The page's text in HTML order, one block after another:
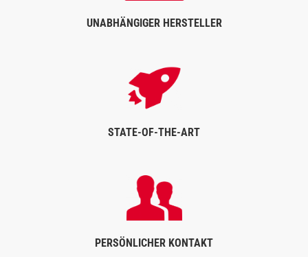
UNABHÄNGIGER HERSTELLER
STATE-OF-THE-ART
PERSÖNLICHER KONTAKT